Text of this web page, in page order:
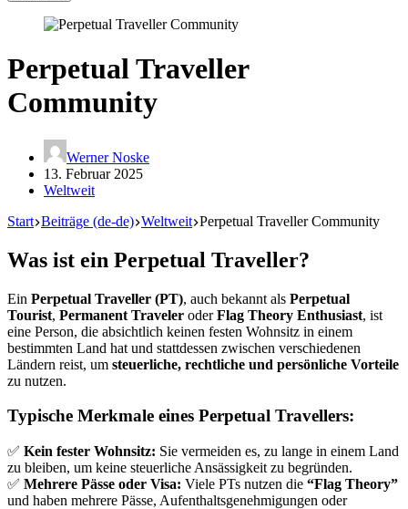
Perpetual Traveller
Community
Werner Noske
13. Februar 2025
Weltweit
Start Beiträge (de-de) Weltweit Perpetual Traveller Community
Was ist ein Perpetual Traveller?
Ein Perpetual Traveller (PT), auch bekannt als Perpetual
Tourist, Permanent Traveler oderFlag Theory Enthu­siast, ist
eine Person, die absichtlich keinen festen Wohnsitz in einem
bestimmten Land hat und statt­dessen zwischen verschie­denen
Ländern reist, um steuer­liche, recht­liche und persön­liche Vorteile
zu nutzen.
Typische Merkmale eines Perpetual Travellers:
✅ Kein fester Wohnsitz: Sie vermeiden es, zu lange in einem Land
zu bleiben, um keine steuer­liche Ansäs­sigkeit zu begründen.
✅ Mehrere Pässe oder Visa: Viele PTs nutzen die “Flag Theory”
und haben mehrere Pässe, Aufent­halts­ge­neh­mi­gungen oder